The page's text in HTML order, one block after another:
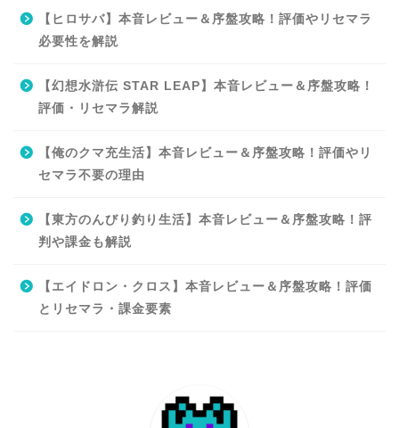
【ヒロサバ】本音レビュー＆序盤攻略！評価やリセマラ
必要性を解説
【幻想水滸伝 STAR LEAP】本音レビュー＆序盤攻略！
評価・リセマラ解説
【俺のクマ充生活】本音レビュー＆序盤攻略！評価やリ
セマラ不要の理由
【東方のんびり釣り生活】本音レビュー＆序盤攻略！評
判や課金も解説
【エイドロン・クロス】本音レビュー＆序盤攻略！評価
とリセマラ・課金要素